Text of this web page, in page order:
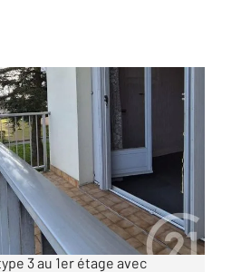
à vendre
€
à la vente !
3 au 1er étage avec